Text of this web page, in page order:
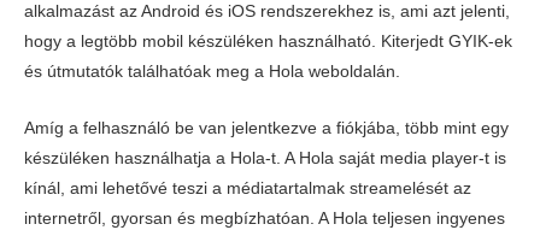
alkalmazást az Android és iOS rendszerekhez is, ami azt jelenti,
hogy a legtöbb mobil készüléken használható. Kiterjedt GYIK-ek
és útmutatók találhatóak meg a Hola weboldalán.
Amíg a felhasználó be van jelentkezve a fiókjába, több mint egy
készüléken használhatja a Hola-t. A Hola saját media player-t is
kínál, ami lehetővé teszi a médiatartalmak streamelését az
internetről, gyorsan és megbízhatóan. A Hola teljesen ingyenes